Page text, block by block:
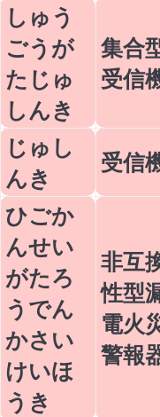
しゅう
ごうが
たじゅ
しんき
集合
受信
じゅし
んき
受信
ひごか
んせい
がたろ
うでん
かさい
けいほ
うき
非互
性型
電火
警報